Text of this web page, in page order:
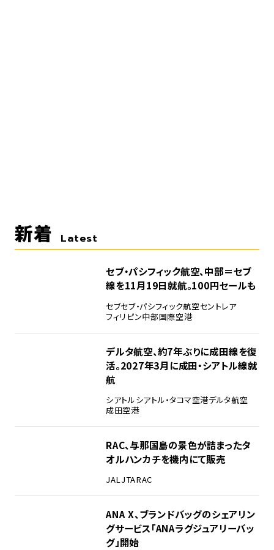
新着 Latest
セブ・パシフィック航空、中部＝セブ
線を11月19日就航。100円セールも
セブセブ・パシフィック航空セントレア
フィリピン中部国際空港
デルタ航空、約7年ぶりに成田線を復
活。2027年3月に成田・シアトル線就
航
シアトルシアトル・タコマ空港デルタ航空
成田空港
RAC、与那国島の景色が詰まったタ
オルハンカチを機内にて販売
JALJTARAC
ANA X、ブランドバッグのシェアリン
グサービス「ANAラグジュアリーバッ
グ」開始